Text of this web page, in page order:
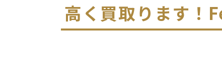
高く買取ります！